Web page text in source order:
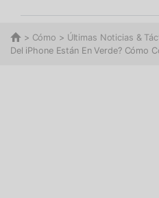
> Cómo > Últimas Noticias &
Del iPhone Están En Verde? Cómo